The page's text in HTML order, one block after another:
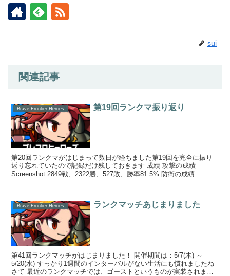
sui
関連記事
Brave Frontier Heroes 第19回ランクマ振り返り
第20回ランクマがはじまって数日が経ちました第19回を完全に振り
返り忘れていたので記録だけ残しておきます 成績 攻撃の成績
Screenshot 2849戦、2322勝、527敗、勝率81.5% 防衛の成績 ...
Brave Frontier Heroes ランクマッチあじまりました
第41回ランクマッチがはじまりました！ 開催期間は：5/7(木) ～
5/20(水) すっかり1週間のインターバルがない生活にも慣れましたね
さて 最近のランクマッチでは、ゴーストというものが実装されまし